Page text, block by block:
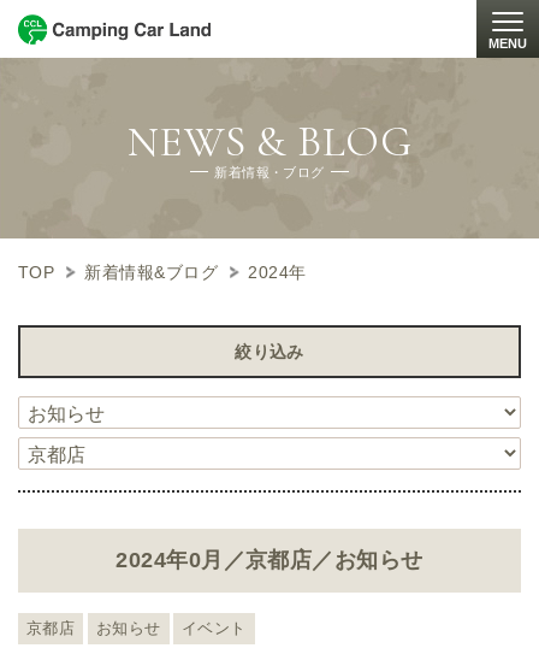
MENU
NEWS & BLOG
新着情報・ブログ
TOP 新着情報&ブログ 2024年
絞り込み
2024年0月／京都店／お知らせ
京都店 お知らせ イベント